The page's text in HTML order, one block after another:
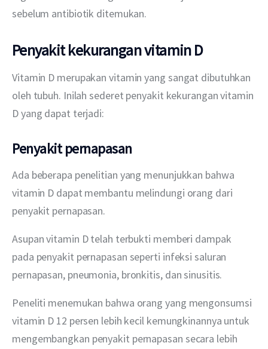
sebelum antibiotik ditemukan.
Penyakit kekurangan vitamin D
Vitamin D merupakan vitamin yang sangat dibutuhkan
oleh tubuh. Inilah sederet penyakit kekurangan vitamin
D yang dapat terjadi:
Penyakit pernapasan
Ada beberapa penelitian yang menunjukkan bahwa
vitamin D dapat membantu melindungi orang dari
penyakit pernapasan.
Asupan vitamin D telah terbukti memberi dampak
pada penyakit pernapasan seperti infeksi saluran
pernapasan, pneumonia, bronkitis, dan sinusitis.
Peneliti menemukan bahwa orang yang mengonsumsi
vitamin D 12 persen lebih kecil kemungkinannya untuk
mengembangkan penyakit pernapasan secara lebih